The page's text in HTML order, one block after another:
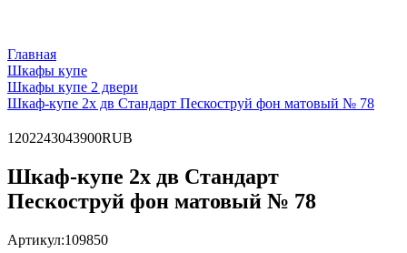
Главная
Шкафы купе
Шкафы купе 2 двери
Шкаф-купе 2х дв Стандарт Пескоструй фон матовый № 78
1202243043900RUB
Шкаф-купе 2х дв Стандарт
Пескоструй фон матовый № 78
Артикул:109850